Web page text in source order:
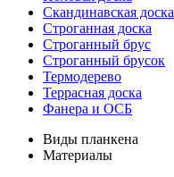
Скандинавская доска
Строганная доска
Строганный брус
Строганный брусок
Термодерево
Террасная доска
Фанера и ОСБ
Виды планкена
Материалы